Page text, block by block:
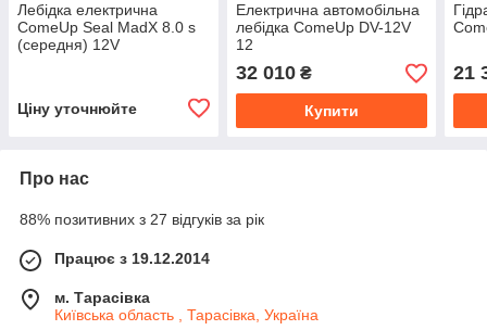
Лебідка електрична
ComeUp Seal MadX 8.0 s
(середня) 12V
Ціну уточнюйте
Електрична автомобільна
лебідка ComeUp DV-12V
12
32 010₴
Купити
21
Про нас
88% позитивних з 27 відгуків за рік
Працює з 19.12.2014
м. Тарасівка
Київська область , Тарасівка, Україна